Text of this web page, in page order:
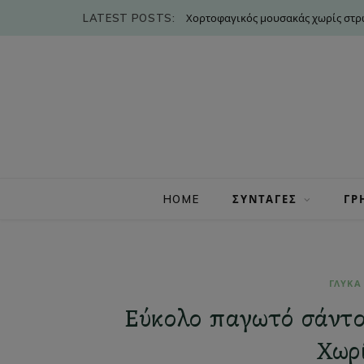
LATEST POSTS: Χορτοφαγικός μουσακάς χωρίς
HOME ΣΥΝΤΑΓΕΣ
Εύκολο παγωτό